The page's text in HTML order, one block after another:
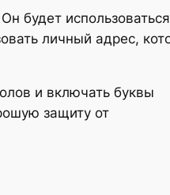
будет
личный адрес,
и включать буквы
защиту от